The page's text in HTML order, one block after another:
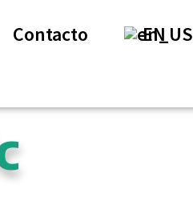
Contacto EN